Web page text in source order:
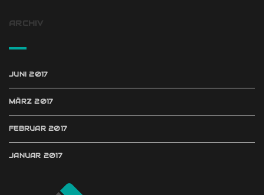
ARCHIV
JUNI 2017
MÄRZ 2017
FEBRUAR 2017
JANUAR 2017